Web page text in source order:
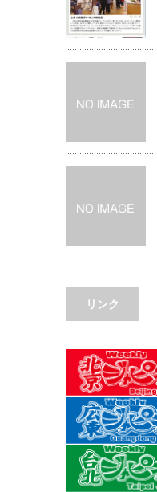
リンク